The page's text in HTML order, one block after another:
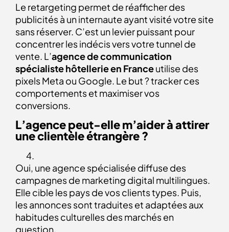
Le retargeting permet de réafficher des
publicités à un internaute ayant visité votre site
sans réserver. C’est un levier puissant pour
concentrer les indécis vers votre tunnel de
vente. L’agence de communication
spécialiste hôtellerie en Franceutilise des
pixels Meta ou Google. Le but ? tracker ces
comportements et maximiser vos
conversions.
L’agence peut-elle m’aider à attirer
une clientèle étrangère ?
Oui, une agence spécialisée diffuse des
campagnes de marketing digital multilingues.
Elle cible les pays de vos clients types. Puis,
les annonces sont traduites et adaptées aux
habitudes culturelles des marchés en
question.